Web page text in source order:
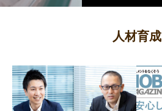
人材育成